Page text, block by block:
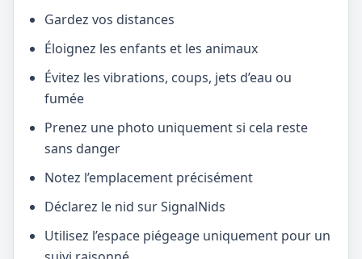
Gardez vos distances
Éloignez les enfants et les animaux
Évitez les vibrations, coups, jets d’eau ou
fumée
Prenez une photo uniquement si cela reste
sans danger
Notez l’emplacement précisément
Déclarez le nid sur SignalNids
Utilisez l’espace piégeage uniquement pour un